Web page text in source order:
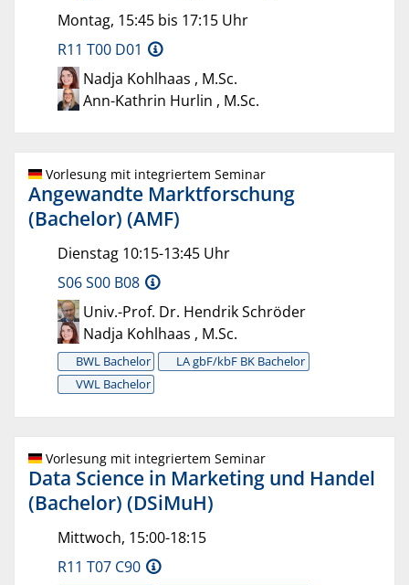
Montag, 15:45 bis 17:15 Uhr
R11 T00 D01
Nadja Kohlhaas , M.Sc.
Ann-Kathrin Hurlin , M.Sc.
Vorlesung mit integriertem Seminar
Angewandte Marktforschung
(Bachelor) (AMF)
Dienstag 10:15-13:45 Uhr
S06 S00 B08
Univ.-Prof. Dr. Hendrik Schröder
Nadja Kohlhaas , M.Sc.
BWL Bachelor
LA gbF/kbF BK Bachelor
VWL Bachelor
Vorlesung mit integriertem Seminar
Data Science in Marketing und Handel
(Bachelor) (DSiMuH)
Mittwoch, 15:00-18:15
R11 T07 C90